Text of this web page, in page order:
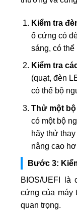
Kiểm tra
ổ cứng có
sáng, có
Kiểm tra
(quạt, đèn
có thể bộ
Thử một
có một bộ
hãy thử
nâng cao
Bước 3:
BIOS/UEFI
cứng của máy
quan trọng.